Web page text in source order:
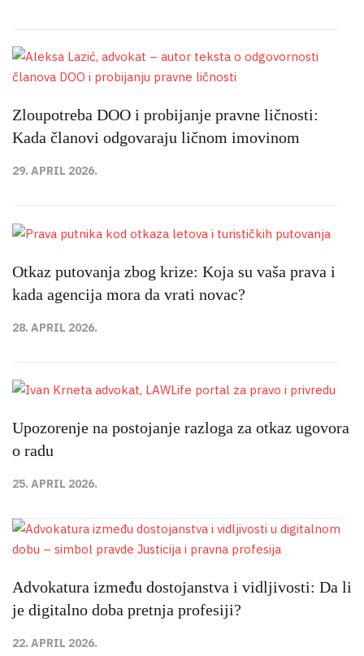
Zloupotreba DOO i probijanje pravne ličnosti:
Kada članovi odgovaraju ličnom imovinom
29. APRIL 2026.
Otkaz putovanja zbog krize: Koja su vaša prava i
kada agencija mora da vrati novac?
28. APRIL 2026.
Upozorenje na postojanje razloga za otkaz ugovora
o radu
25. APRIL 2026.
Advokatura između dostojanstva i vidljivosti: Da li
je digitalno doba pretnja profesiji?
22. APRIL 2026.